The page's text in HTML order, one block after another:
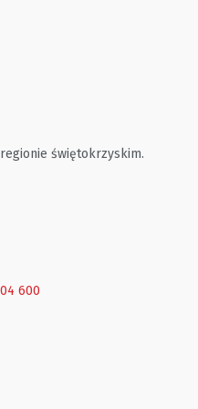
świętokrzyskim.
600